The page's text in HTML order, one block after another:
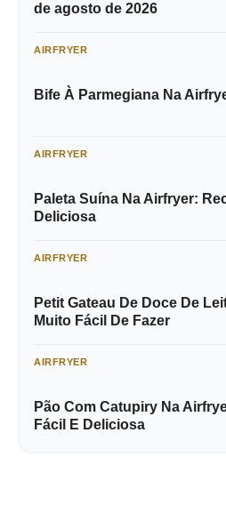
de agosto de 2026
AIRFRYER
Bife À Parmegiana Na
AIRFRYER
Paleta Suína Na Airfryer:
Deliciosa
AIRFRYER
Petit Gateau De Doce De
Muito Fácil De Fazer
AIRFRYER
Pão Com Catupiry Na
Fácil E Deliciosa